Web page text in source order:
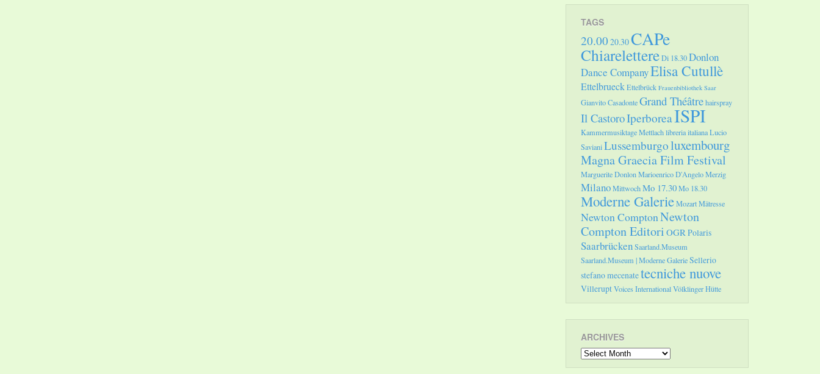
TAGS
20.00 20.30CAPe
ChiarelettereDi 18.30Donlon
Dance CompanyElisa Cutullè
EttelbrueckEttelbrück Frauenbibliothek Saar
Gianvito CasadonteGrand Théâtrehairspray
Il CastoroIperboreaISPI
Kammermusiktage Mettlachlibreria italianaLucio
SavianiLussemburgoluxembourg
Magna Graecia Film Festival
Marguerite DonlonMarioenrico D'AngeloMerzig
MilanoMittwochMo 17.30Mo 18.30
Moderne GalerieMozartMätresse
Newton ComptonNewton
Compton Editori OGRPolaris
SaarbrückenSaarland.Museum
Saarland.Museum | Moderne GalerieSellerio
stefano mecenatetecniche nuove
VilleruptVoices InternationalVölklinger Hütte
ARCHIVES
Archives